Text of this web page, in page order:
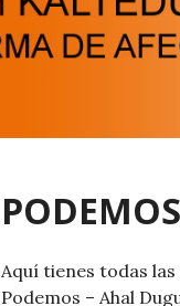
Aquí tienes todas
Podemos – Ahal